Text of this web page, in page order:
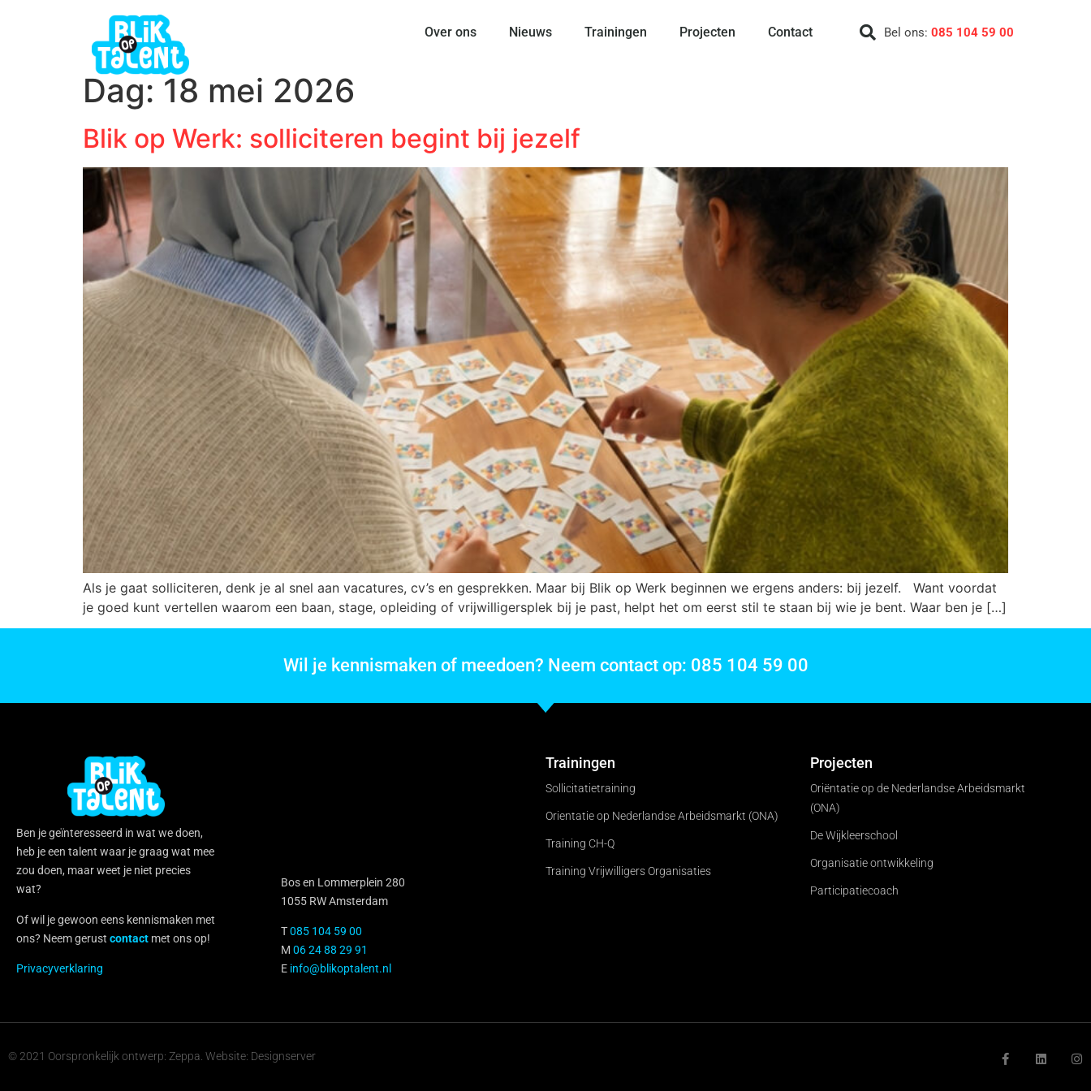
Over ons Nieuws Trainingen Projecten Contact Bel ons: 085 104 59 00
Dag: 18 mei 2026
Blik op Werk: solliciteren begint bij jezelf
Als je gaat solliciteren, denk je al snel aan vacatures, cv’s en gesprekken. Maar bij Blik op Werk beginnen we ergens anders: bij jezelf. Want voordat
je goed kunt vertellen waarom een baan, stage, opleiding of vrijwilligersplek bij je past, helpt het om eerst stil te staan bij wie je bent. Waar ben je […]
Wil je kennismaken of meedoen? Neem contact op: 085 104 59 00
Ben je geïnteresseerd in wat we doen,
heb je een talent waar je graag wat mee
zou doen, maar weet je niet precies
wat?
Of wil je gewoon eens kennismaken met
ons? Neem gerust contact met ons op!
Privacyverklaring
Bos en Lommerplein 280
1055 RW Amsterdam
T085 104 59 00
M 06 24 88 29 91
E info@blikoptalent.nl
Trainingen
Sollicitatietraining
Orientatie op Nederlandse Arbeidsmarkt (ONA)
Training CH-Q
Training Vrijwilligers Organisaties
Projecten
Oriëntatie op de Nederlandse Arbeidsmarkt
(ONA)
De Wijkleerschool
Organisatie ontwikkeling
Participatiecoach
© 2021 Oorspronkelijk ontwerp: Zeppa. Website: Designserver